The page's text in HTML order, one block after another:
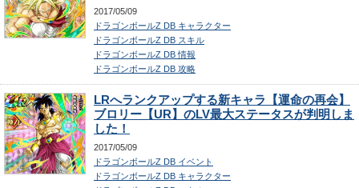
2017/05/09
ドラゴンボールZ DB キャラクター
ドラゴンボールZ DB スキル
ドラゴンボールZ DB 情報
ドラゴンボールZ DB 攻略
LRへランクアップする新キャラ【運命の再会】
ブロリー【UR】のLV最大ステータスが判明しま
した！
2017/05/09
ドラゴンボールZ DB イベント
ドラゴンボールZ DB キャラクター